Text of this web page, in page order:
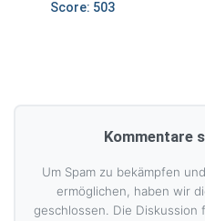
Score: 503
Kommentare
Um Spam zu bekämpfen
ermöglichen, haben wir
geschlossen. Die